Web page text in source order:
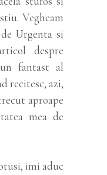
Vegheam
Urgenta si
despre
fantast al
recitesc, azi,
aproape
mea de
imi aduc